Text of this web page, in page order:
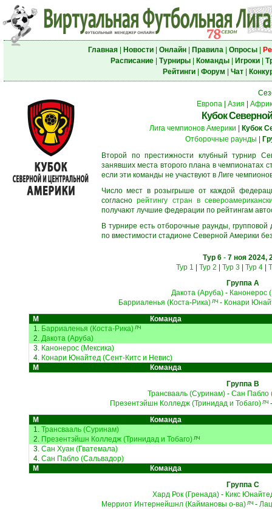
Главная| Новости| Онлайн| Правила| Опросы|
Расписание| Турниры| Команды| Игроки|
Рейтинги| Форум Чат|
Европа| Азия
Кубок
Лига чемпионов Америки
Кубок
Отборочные раунды
Второй по престижности клубный турнир
занявших места второго плана в чемпионатах
если эти команды не участвуют в Лиге
Число мест в розыгрыше от каждой
согласнорейтингу стран в
получают лучшие федерации по рейтингам
В турнире есть отборочные раунды,
по вместимости стадионе Северной Америки
Тур 6 - 7 ноя 2024,
Тур 1
Тур 2 Тур 3| Тур 4|
Группа A
Дакота (Аруба)- Канонерос
Барриаленья (Коста-Рика)ЛЧ- Конари
М
Команда
1. Барриаленья (Коста-Рика)ЛЧ
2. Дакота (Аруба)
3. Канонерос (Мексика)
4. Конари Юнайтед (Сент-Китс и Невис)
М
Команда
Группа B
Трансвааль (Суринам)- Сан Пабло
Презентэйшн Колледж (Тринидад и Тобаго) ЛЧ
М
Команда
1. Трансвааль (Суринам)
2. Презентэйшн Колледж (Тринидад и Тобаго)ЛЧ
3. Сан Хуан (Гватемала)
4. Сан Пабло (Сальвадор)
М
Команда
Группа C
Хард Рок (Гренада)- Кикс
Мерриот Интернейшнл (Каймановы о-ва)ЛЧ-